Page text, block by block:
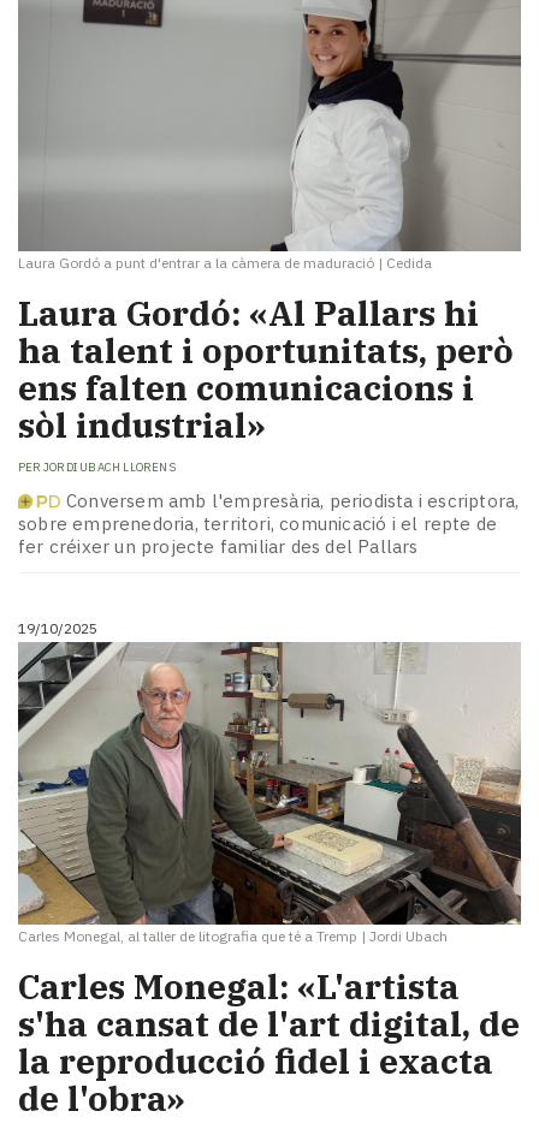
Laura Gordó a punt d'entrar a la càmera de maduració | Cedida
Laura Gordó: «Al Pallars hi
ha talent i oportunitats, però
ens falten comunicacions i
sòl industrial»
PER JORDI UBACH LLORENS
Conversem amb l'empresària, periodista i escriptora,
sobre emprenedoria, territori, comunicació i el repte de
fer créixer un projecte familiar des del Pallars
19/10/2025
Carles Monegal, al taller de litografia que té a Tremp | Jordi Ubach
Carles Monegal: «L'artista
s'ha cansat de l'art digital, de
la reproducció fidel i exacta
de l'obra»